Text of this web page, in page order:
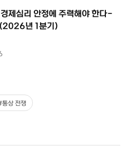
제심리 안정에 주력해야 한다-
(2026년 1분기)
통상 전쟁